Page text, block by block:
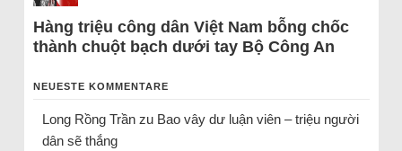
Hàng triệu công dân Việt Nam bỗng chốc
thành chuột bạch dưới tay Bộ Công An
NEUESTE KOMMENTARE
Long Rồng Trầnzu Bao vây dư luận viên – triệu người
dân sẽ thắng